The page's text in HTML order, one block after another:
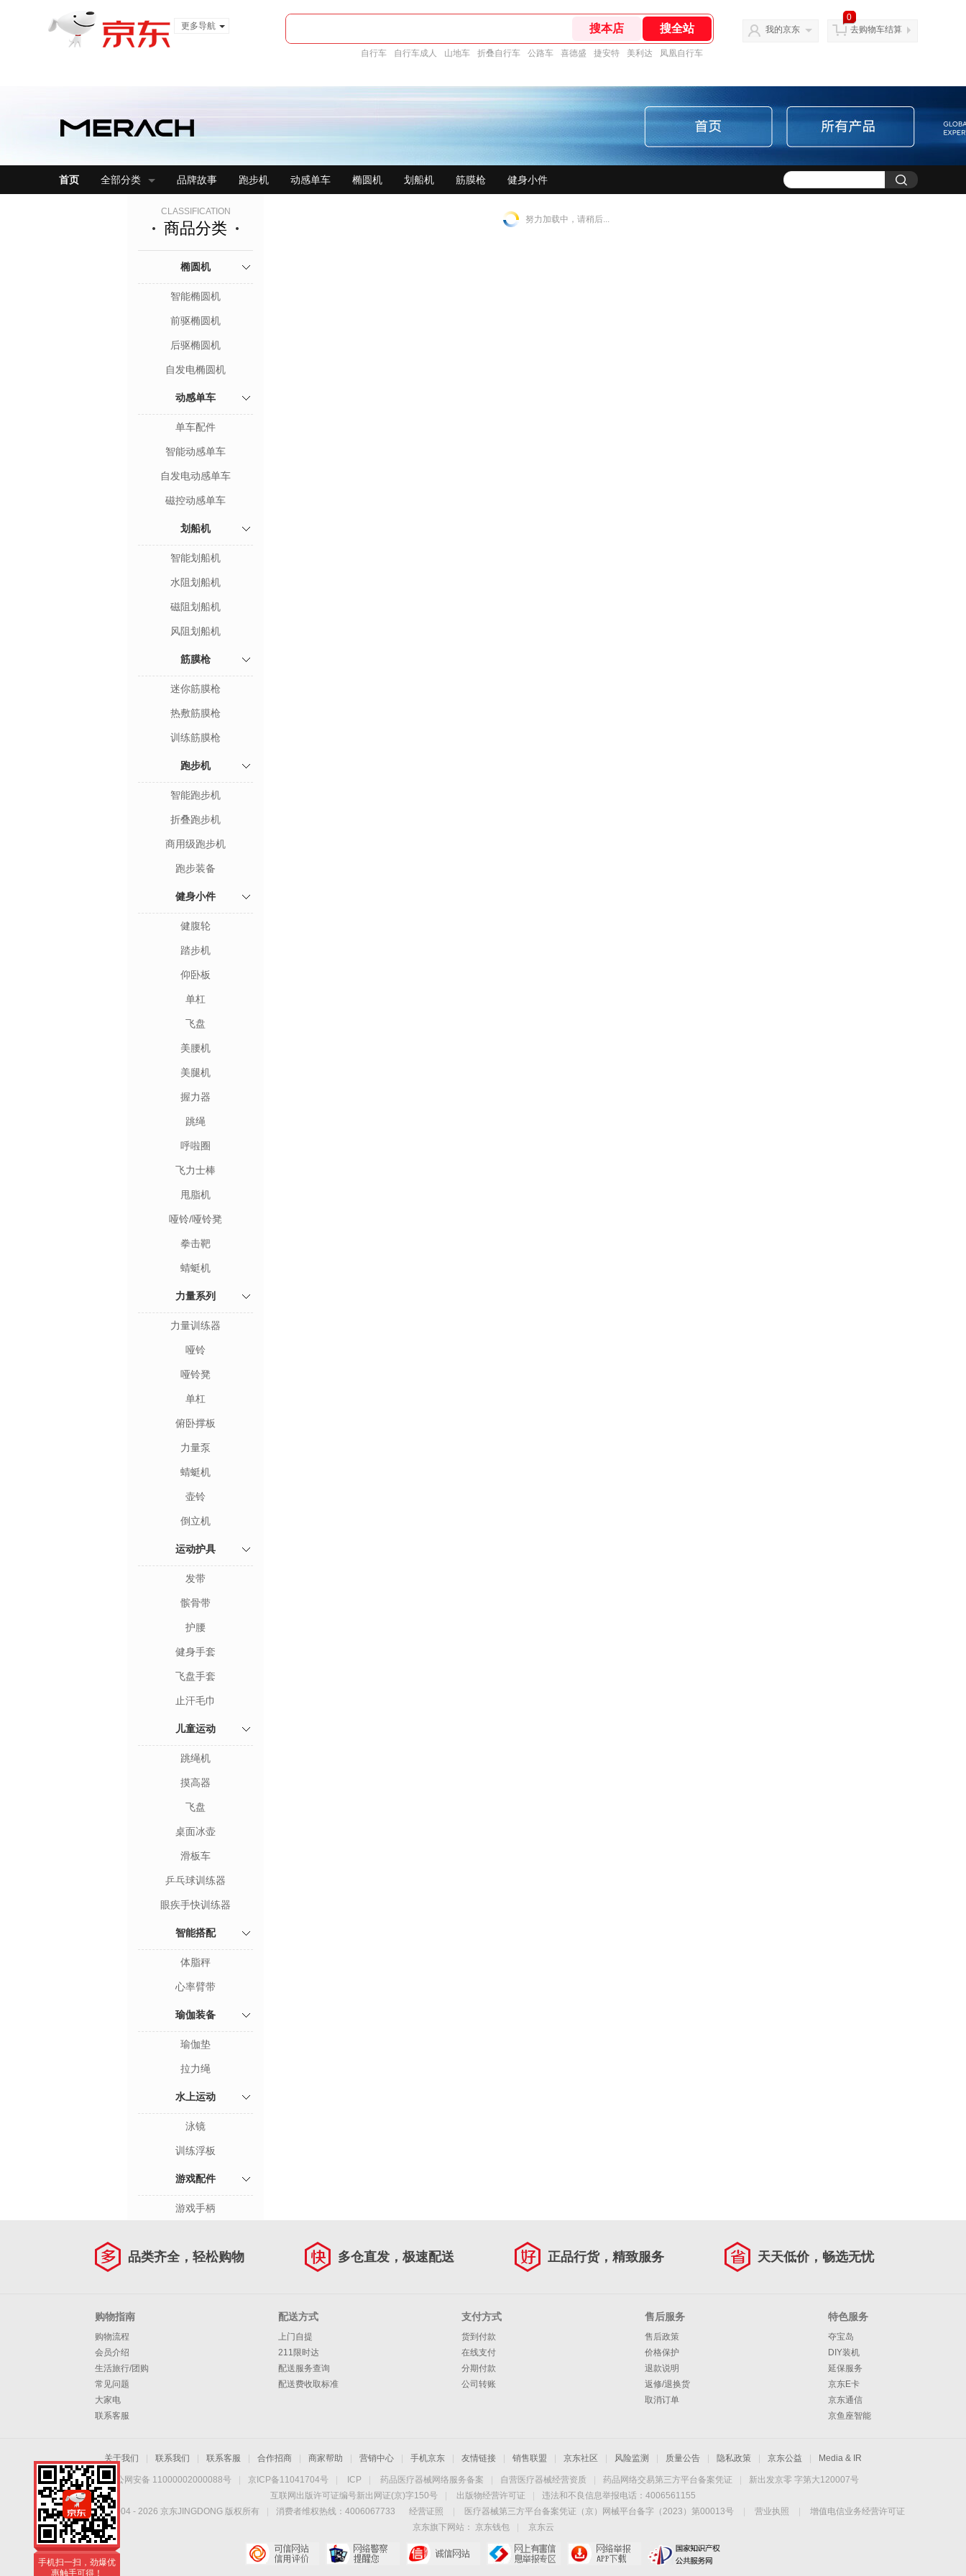
更多导航
自行车 自行车成人 山地车 折叠自行车 公路车 喜德盛 捷安特 美利达 凤凰自行车
我的京东
0
去购物车结算
首页 全部分类 品牌故事 跑步机 动感单车 椭圆机 划船机 筋膜枪 健身小件
CLASSIFICATION
商品分类
椭圆机
智能椭圆机
前驱椭圆机
后驱椭圆机
自发电椭圆机
动感单车
单车配件
智能动感单车
自发电动感单车
磁控动感单车
划船机
智能划船机
水阻划船机
磁阻划船机
风阻划船机
筋膜枪
迷你筋膜枪
热敷筋膜枪
训练筋膜枪
跑步机
智能跑步机
折叠跑步机
商用级跑步机
跑步装备
健身小件
健腹轮
踏步机
仰卧板
单杠
飞盘
美腰机
美腿机
握力器
跳绳
呼啦圈
飞力士棒
甩脂机
哑铃/哑铃凳
拳击靶
蜻蜓机
力量系列
力量训练器
哑铃
哑铃凳
单杠
俯卧撑板
力量泵
蜻蜓机
壶铃
倒立机
运动护具
发带
髌骨带
护腰
健身手套
飞盘手套
止汗毛巾
儿童运动
跳绳机
摸高器
飞盘
桌面冰壶
滑板车
乒乓球训练器
眼疾手快训练器
智能搭配
体脂秤
心率臂带
瑜伽装备
瑜伽垫
拉力绳
水上运动
泳镜
训练浮板
游戏配件
游戏手柄
努力加载中，请稍后...
品类齐全，轻松购物 多仓直发，极速配送 正品行货，精致服务 天天低价，畅选无忧
购物指南
购物流程
会员介绍
生活旅行/团购
常见问题
大家电
联系客服
配送方式
上门自提
211限时达
配送服务查询
配送费收取标准
支付方式
货到付款
在线支付
分期付款
公司转账
售后服务
售后政策
价格保护
退款说明
返修/退换货
取消订单
特色服务
夺宝岛
DIY装机
延保服务
京东E卡
京东通信
京鱼座智能
关于我们 联系我们 联系客服 合作招商 商家帮助 营销中心 手机京东 友情链接 销售联盟 京东社区 风险监测 质量公告 隐私政策 京东公益 Media & IR
京公网安备 11000002000088号 京ICP备11041704号 ICP 药品医疗器械网络服务备案 自营医疗器械经营资质 药品网络交易第三方平台备案凭证
新出发京零 字第大120007号
互联网出版许可证编号新出网证(京)字150号
出版物经营许可证
违法和不良信息举报电话：4006561155
Copyright © 2004 - 2026 京东JINGDONG 版权所有 消费者维权热线：4006067733 经营证照 医疗器械第三方平台备案凭证（京）网械平台备字（2023）第00013号 营业执照
增值电信业务经营许可证
京东旗下网站：
京东钱包
京东云
手机扫一扫，劲爆优
惠触手可得！
手机扫一扫，劲爆优
惠触手可得！